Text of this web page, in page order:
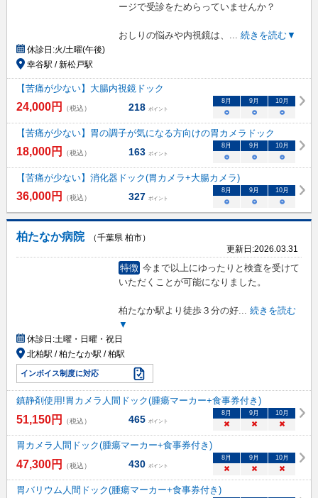
ージで受診をためらっていませんか？
おしりの悩みや内視鏡は、 続きを読む▼
休診日:火/土曜(午後)
幸谷駅 / 新松戸駅
【苦痛が少ない】大腸内視鏡ドック
24,000円 （税込） 218 ポイント
8 月 9 月 10月
○ ○ ○
【苦痛が少ない】胃の調子が気になる方向けの胃カメラドック
18,000円 （税込） 163 ポイント
8 月 9 月 10月
○ ○ ○
【苦痛が少ない】消化器ドック(胃カメラ+大腸カメラ)
36,000円 （税込） 327 ポイント
8 月 9 月 10月
○ ○ ○
柏たなか病院
（千葉県 柏市）
更新日:2026.03.31
特徴 今まで以上にゆったりと検査を受けて
いただくことが可能になりました。
柏たなか駅より徒歩３分の好... 続きを読む
▼
休診日:土曜・日曜・祝日
北柏駅 / 柏たなか駅 / 柏駅
インボイス制度に対応
鎮静剤使用!胃カメラ人間ドック(腫瘍マーカー+食事券付き)
51,150円 （税込） 465 ポイント
8月 9月 10月
× × ×
胃カメラ人間ドック(腫瘍マーカー+食事券付き)
47,300円 （税込） 430 ポイント
8月 9月 10月
× × ×
胃バリウム人間ドック(腫瘍マーカー+食事券付き)